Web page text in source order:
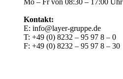
Kontakt:
E: info@layer-gruppe.de
T: +49 (0) 8232 – 95 97 8 – 0
F: +49 (0) 8232 – 95 97 8 – 30